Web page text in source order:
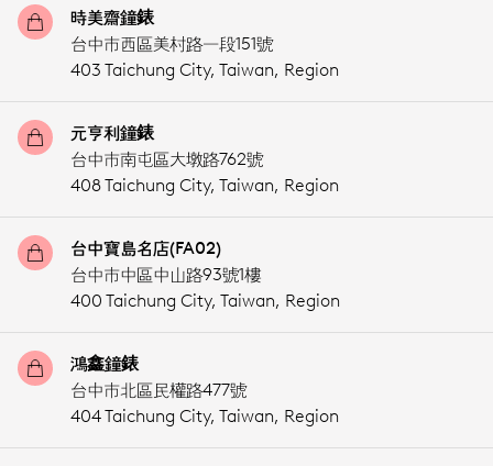
時美齋鐘錶
台中市西區美村路一段151號
403 Taichung City, Taiwan, Region
元亨利鐘錶
台中市南屯區大墩路762號
408 Taichung City, Taiwan, Region
台中寶島名店(FA02)
台中市中區中山路93號1樓
400 Taichung City, Taiwan, Region
鴻鑫鐘錶
台中市北區民權路477號
404 Taichung City, Taiwan, Region